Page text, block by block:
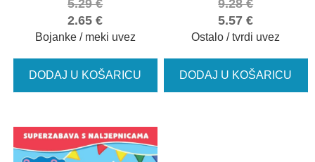
2.65€
5.29€
Bojanke / meki uvez
DODAJ U KOŠARICU
5.57€
9.28€
Ostalo / tvrdi uvez
DODAJ U KOŠARICU